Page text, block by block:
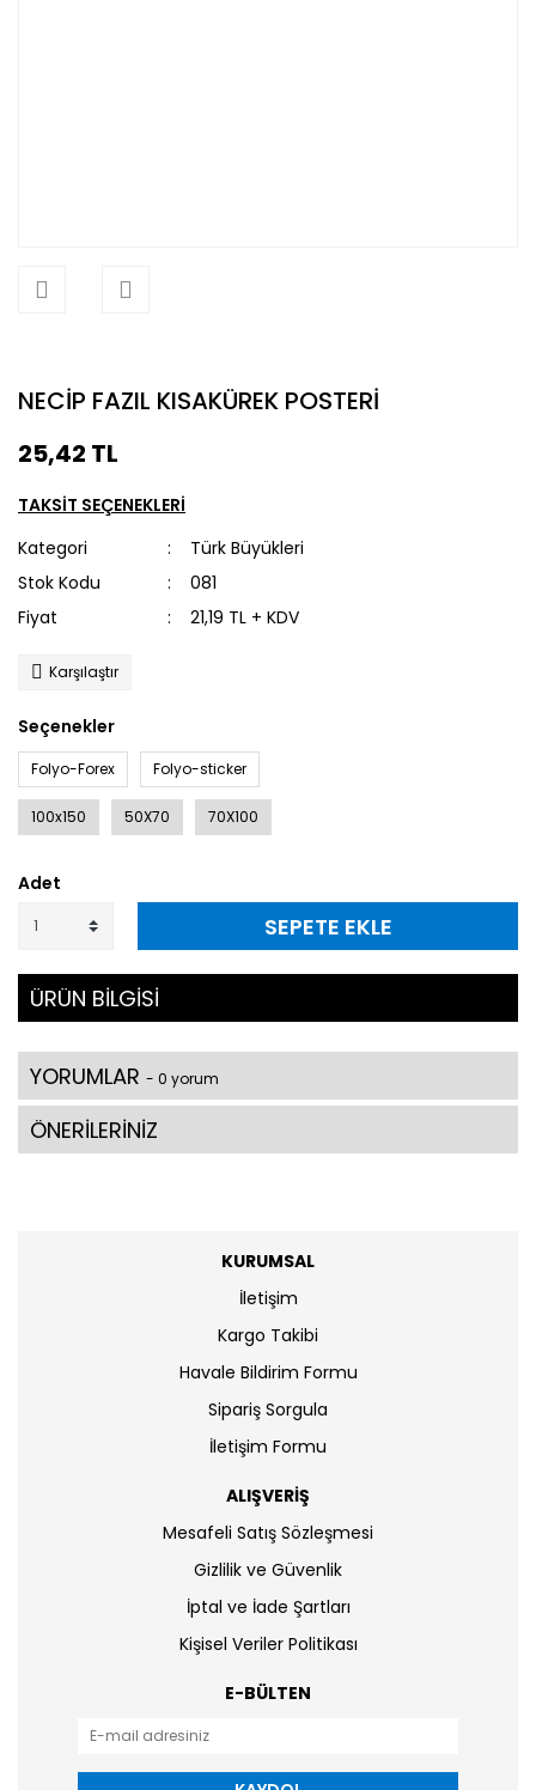
NECİP FAZIL KISAKÜREK POSTERİ
25,42 TL
TAKSİT SEÇENEKLERİ
Kategori
Türk Büyükleri
Stok Kodu
081
Fiyat
21,19 TL + KDV
Karşılaştır
Seçenekler
Folyo-Forex Folyo-sticker
100x150 50X70 70X100
Adet
SEPETE EKLE
ÜRÜN BİLGİSİ
YORUMLAR - 0 yorum
ÖNERİLERİNİZ
KURUMSAL
İletişim
Kargo Takibi
Havale Bildirim Formu
Sipariş Sorgula
İletişim Formu
ALIŞVERİŞ
Mesafeli Satış Sözleşmesi
Gizlilik ve Güvenlik
İptal ve İade Şartları
Kişisel Veriler Politikası
E-BÜLTEN